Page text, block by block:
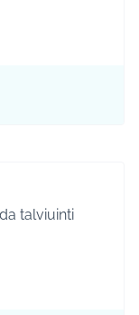
talviuinti
kylät